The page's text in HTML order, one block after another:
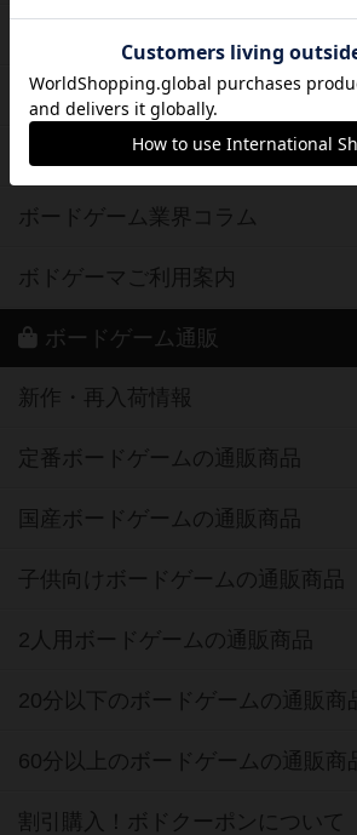
掲示板・トピックス
ボドとも・会員一覧
ボードゲーム業界コラム
ボドゲーマご利用案内
ボードゲーム通販
新作・再入荷情報
定番ボードゲームの通販商品
国産ボードゲームの通販商品
子供向けボードゲームの通販商品
2人用ボードゲームの通販商品
20分以下のボードゲームの通販商
60分以上のボードゲームの通販商
割引購入！ボドクーポンについて